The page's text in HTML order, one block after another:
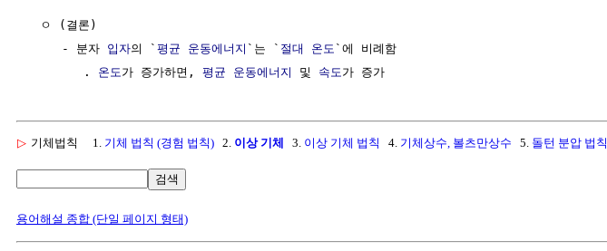
  ㅇ (결론)
     - 분자
입자의 ` 평균 운동에너지 `는 ` 절대 온도 `에 비례함
        .
온도가 증가하면, 평균 운동에너지 및 속도
▷ 기체법칙 1. 기체 법칙 (경험 법칙) 2. 이상 기체 3. 이상 기체 법칙 4. 기체상수, 볼츠만상수 5. 돌턴 분압 법칙
검색
용어해설 종합 (단일 페이지 형태)